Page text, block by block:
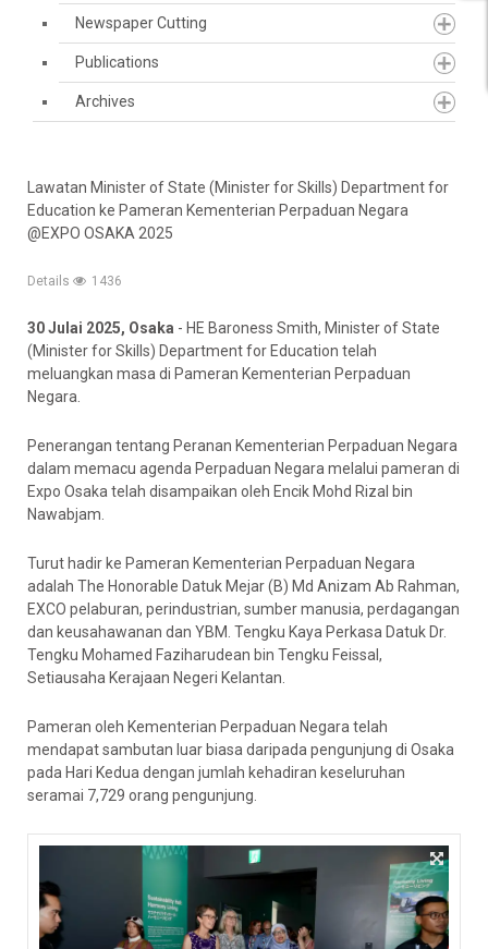
Newspaper Cutting
Publications
Archives
Lawatan Minister of State (Minister for Skills) Department for
Education ke Pameran Kementerian Perpaduan Negara
@EXPO OSAKA 2025
Details 1436
30 Julai 2025, Osaka - HE Baroness Smith, Minister of State
(Minister for Skills) Department for Education telah
meluangkan masa di Pameran Kementerian Perpaduan
Negara.
Penerangan tentang Peranan Kementerian Perpaduan Negara
dalam memacu agenda Perpaduan Negara melalui pameran di
Expo Osaka telah disampaikan oleh Encik Mohd Rizal bin
Nawabjam.
Turut hadir ke Pameran Kementerian Perpaduan Negara
adalah The Honorable Datuk Mejar (B) Md Anizam Ab Rahman,
EXCO pelaburan, perindustrian, sumber manusia, perdagangan
dan keusahawanan dan YBM. Tengku Kaya Perkasa Datuk Dr.
Tengku Mohamed Faziharudean bin Tengku Feissal,
Setiausaha Kerajaan Negeri Kelantan.
Pameran oleh Kementerian Perpaduan Negara telah
mendapat sambutan luar biasa daripada pengunjung di Osaka
pada Hari Kedua dengan jumlah kehadiran keseluruhan
seramai 7,729 orang pengunjung.